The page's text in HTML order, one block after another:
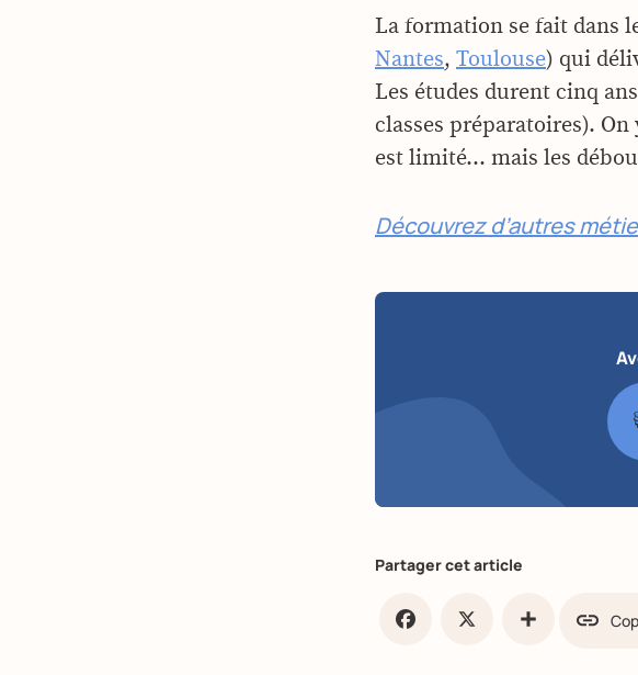
La formation se fait dans
Nantes, Toulouse) qui
Les études durent cinq
classes préparatoires).
est limité… mais les
Découvrez d’autres
Partager cet article